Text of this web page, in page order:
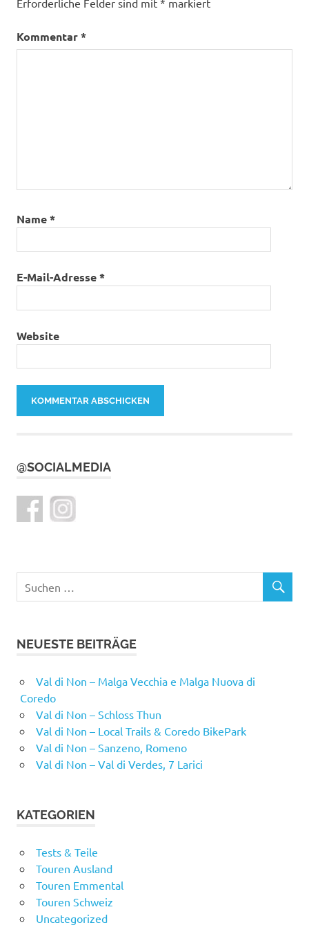
Obere
Rämis
Kommentar*
Name*
E-Mail-Adresse*
Website
@SOCIALMEDIA
NEUESTE BEITRÄGE
Val di Non – Malga Vecchia e Malga Nuova di
Coredo
Val di Non – Schloss Thun
Val di Non – Local Trails & Coredo BikePark
Val di Non – Sanzeno, Romeno
Val di Non – Val di Verdes, 7 Larici
KATEGORIEN
Tests & Teile
Touren Ausland
Touren Emmental
Touren Schweiz
Uncategorized